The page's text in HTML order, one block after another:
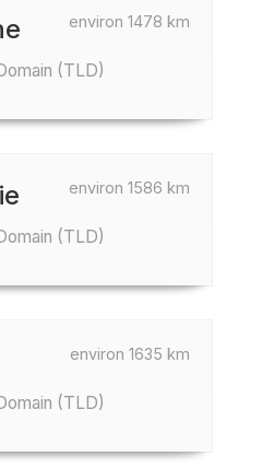
environ 1478 km
(TLD)
environ 1586 km
(TLD)
environ 1635 km
(TLD)